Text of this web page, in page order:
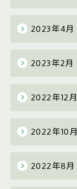
2023年4月
2023年2月
2022年12月
2022年10月
2022年8月